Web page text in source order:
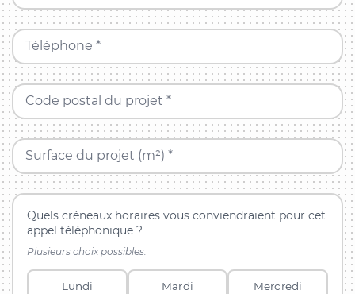
Téléphone *
Code postal du projet *
Surface du projet (m²) *
Quels créneaux horaires vous conviendraient pour cet
appel téléphonique ?
Plusieurs choix possibles.
Lundi Mardi Mercredi